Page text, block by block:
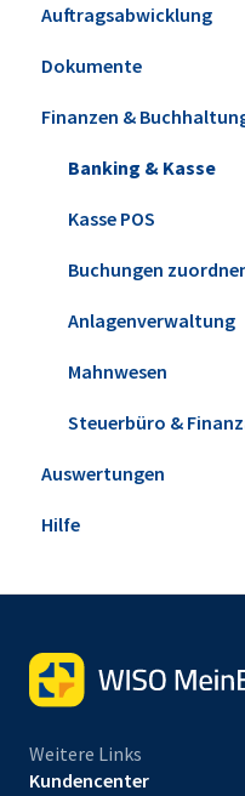
Datensicherung
Update installieren
Versionshistorie
WISO MeinBüro
Office
Lagerbestände &
Kunden &
Lieferanten
Mitarbeiter
Firmeneinstellungen
Steuereinstellungen
Kleinstammdaten
Ansicht & Filter-/
Briefpapier &
Auftragsabwicklung
Angebote
Aufträge &
Rechnungen
E-Rechnungen
Verträge
E-Commerce
Projekte & Aufwände
Preisanfragen &
Eingangsrechnungen
Dokumente
Finanzen &
Banking & Kasse
Kasse POS
Buchungen
Anlagenverwaltung
Mahnwesen
Steuerbüro &
Auswertungen
Steuer-Auswertungen
Tabellen-
Hilfe
Weitere Links
Kundencenter